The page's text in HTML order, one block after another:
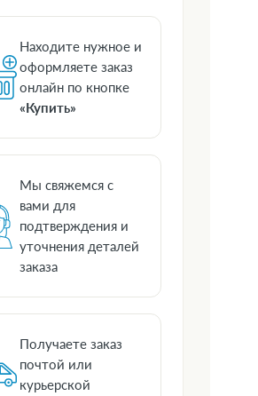
Находите нужное и
оформляете заказ
онлайн по кнопке
«Купить»
Мы свяжемся с
вами для
подтверждения и
уточнения деталей
заказа
Получаете заказ
почтой или
курьерской